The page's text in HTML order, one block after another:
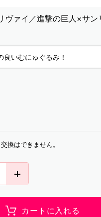
ヴァイ／進撃の巨人×サン
いむにゅぐるみ！
換はできません。
カートに入れる